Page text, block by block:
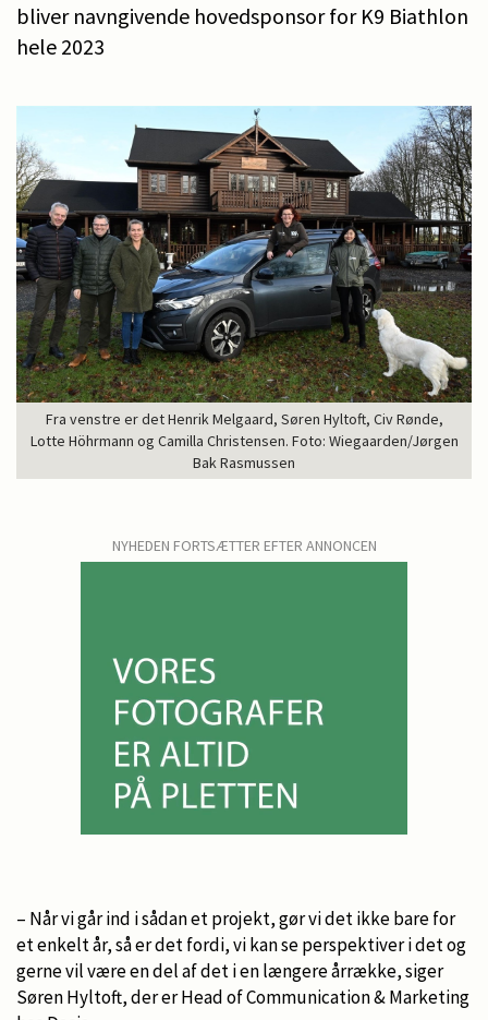
bliver navngivende hovedsponsor for K9 Biathlon
hele 2023
Fra venstre er det Henrik Melgaard, Søren Hyltoft, Civ Rønde,
Lotte Höhrmann og Camilla Christensen. Foto: Wiegaarden/Jørgen
Bak Rasmussen
NYHEDEN FORTSÆTTER EFTER ANNONCEN
– Når vi går ind i sådan et projekt, gør vi det ikke bare for
et enkelt år, så er det fordi, vi kan se perspektiver i det og
gerne vil være en del af det i en længere årrække, siger
Søren Hyltoft, der er Head of Communication & Marketing